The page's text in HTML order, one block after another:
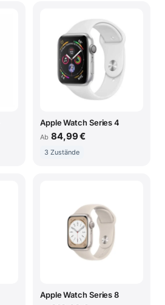
Apple Watch Series 4
Ab 84,99 €
3 Zustände
Apple Watch Series 8